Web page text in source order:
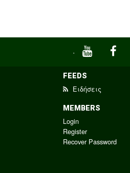
·
FEEDS
Ειδήσεις
MEMBERS
Login
Register
Recover Password